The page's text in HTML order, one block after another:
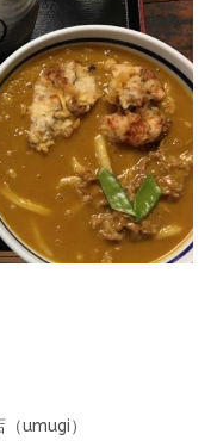
umugi）